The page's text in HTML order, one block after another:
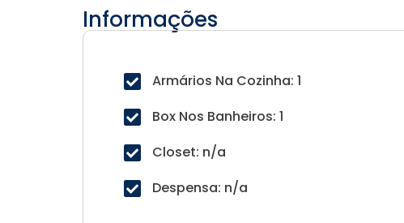
Informações
Armários Na Cozinha: 1
Box Nos Banheiros: 1
Closet: n/a
Despensa: n/a